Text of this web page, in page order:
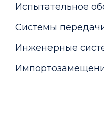
Испытательное
Системы
Инженерные